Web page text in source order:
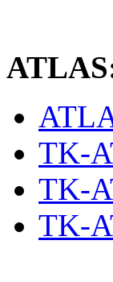
TK-
TK-
TK-